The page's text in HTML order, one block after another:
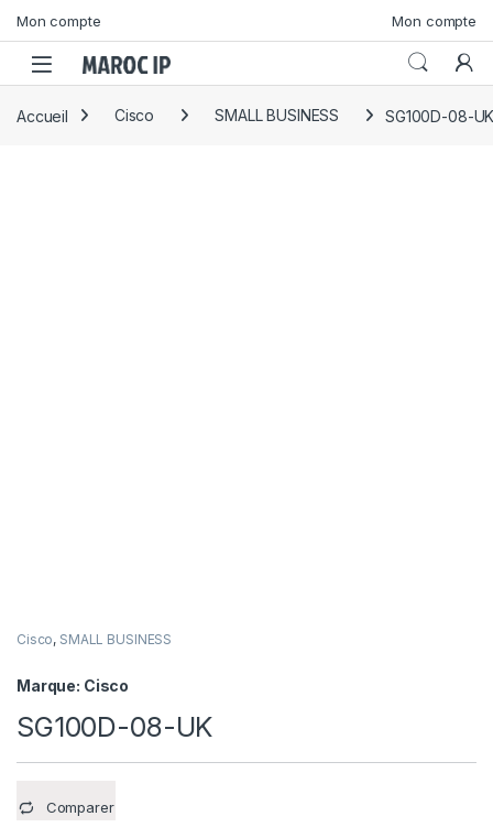
Mon compte Mon compte
Accueil Cisco SMALL BUSINESS SG100D-08-
Cisco, SMALL BUSINESS
Marque: Cisco
SG100D-08-UK
Comparer